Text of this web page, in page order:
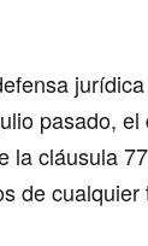
pasado,
lacláusula 77
de cualquier